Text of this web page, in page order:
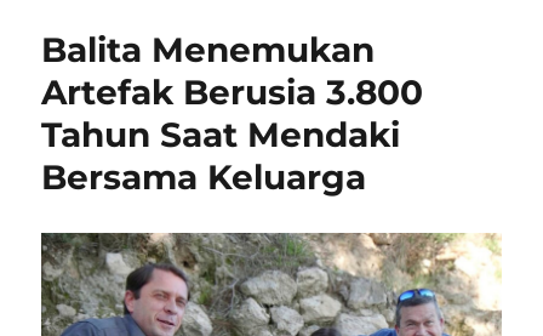
Balita Menemukan
Artefak Berusia 3.800
Tahun Saat Mendaki
Bersama Keluarga